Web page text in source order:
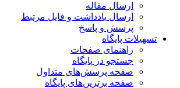
ارسال مقاله
ارسال یادداشت و فایل مرتبط
پرسش و پاسخ
تسهیلات پایگاه
راهنمای صفحات
جستجو در پایگاه
صفحه پرسش‌های متداول
صفحه برترین‌های پایگاه